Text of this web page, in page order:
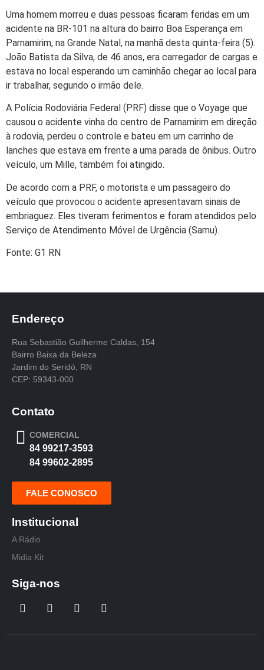
Uma homem morreu e duas pessoas ficaram feridas em um
acidente na BR-101 na altura do bairro Boa Esperança em
Parnamirim, na Grande Natal, na manhã desta quinta-feira (5).
João Batista da Silva, de 46 anos, era carregador de cargas e
estava no local esperando um caminhão chegar ao local para
ir trabalhar, segundo o irmão dele.
A Polícia Rodoviária Federal (PRF) disse que o Voyage que
causou o acidente vinha do centro de Parnamirim em direção
à rodovia, perdeu o controle e bateu em um carrinho de
lanches que estava em frente a uma parada de ônibus. Outro
veículo, um Mille, também foi atingido.
De acordo com a PRF, o motorista e um passageiro do
veículo que provocou o acidente apresentavam sinais de
embriaguez. Eles tiveram ferimentos e foram atendidos pelo
Serviço de Atendimento Móvel de Urgência (Samu).
Fonte: G1 RN
Endereço
Rua Sebastião Guilherme Caldas, 154
Bairro Baixa da Beleza
Jardim do Seridó, RN
CEP: 59343-000
Contato
COMERCIAL
84 99217-3593
84 99602-2895
FALE CONOSCO
Institucional
A Rádio
Midia Kit
Siga-nos